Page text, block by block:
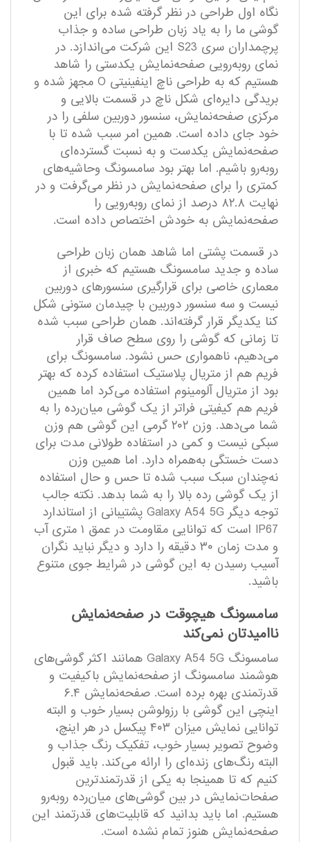
نگاه اول طراحی در نظر گرفته شده برای این
گوشی ما را به یاد زبان طراحی ساده و جذاب
پرچمداران سری S23 این شرکت می‌اندازد. در
نمای روبه‌رویی صفحه‌نمایش یکدستی را شاهد
هستیم که به طراحی ناچ اینفینیتی O مجهز شده و
بریدگی دایره‌ای شکل ناچ در قسمت بالایی و
مرکزی صفحه‌نمایش، سنسور دوربین سلفی را در
خود جای داده است. همین امر سبب شده تا با
صفحه‌نمایش یکدست و به نسبت گسترده‌ای
رو‌به‌رو باشیم. اما بهتر بود سامسونگ وحاشیه‌های
کمتری را برای صفحه‌نمایش در نظر می‌گرفت و در
نهایت ۸۲.۸ درصد از نمای روبه‌رویی را
صفحه‌نمایش به خودش اختصاص داده است.
در قسمت پشتی اما شاهد همان زبان طراحی
ساده و جدید سامسونگ هستیم که خبری از
معماری خاصی برای قرارگیری سنسورهای دوربین
نیست و سه سنسور دوربین با چیدمان ستونی شکل
کنا یکدیگر قرار گرفته‌اند. همان طراحی سبب شده
تا زمانی که گوشی را روی سطح صاف قرار
می‌دهیم، ناهمواری حس نشود. سامسونگ برای
فریم هم از متریال پلاستیک استفاده کرده که بهتر
بود از متریال آلومینوم استفاده می‌کرد اما همین
فریم هم کیفیتی فراتر از یک گوشی میان‌رده را به
شما می‌دهد. وزن ۲۰۲ گرمی این گوشی هم وزن
سبکی نیست و کمی در استفاده طولانی مدت برای
دست خستگی به‌همراه دارد. اما همین وزن
نه‌چندان سبک سبب شده تا حس و حال استفاده
از یک گوشی رده بالا را به شما بدهد. نکته جالب
توجه دیگر Galaxy A54 5G پشتیبانی از استاندارد
IP67 است که توانایی مقاومت در عمق ۱ متری آب
و مدت زمان ۳۰ دقیقه را دارد و دیگر نباید نگران
آسیب رسیدن به این گوشی در شرایط جوی متنوع
باشید.
سامسونگ هیچوقت در صفحه‌نمایش
ناامیدتان نمی‌کند
سامسونگ Galaxy A54 5G همانند اکثر گوشی‌های
هوشمند سامسونگ از صفحه‌نمایش باکیفیت و
قدرتمندی بهره برده است. صفحه‌نمایش ۶.۴
اینچی این گوشی با رزولوشن بسیار خوب و البته
توانایی نمایش میزان ۴۰۳ پیکسل در هر اینچ،
وضوح تصویر بسیار خوب، تفکیک رنگ جذاب و
البته رنگ‌های زنده‌ای را ارائه می‌کند. باید قبول
کنیم که تا همینجا به یکی از قدرتمندترین
صفحات‌نمایش در بین گوشی‌های میان‌رده روبه‌رو
هستیم. اما باید بدانید که قابلیت‌های قدرتمند این
صفحه‌نمایش هنوز تمام نشده است.